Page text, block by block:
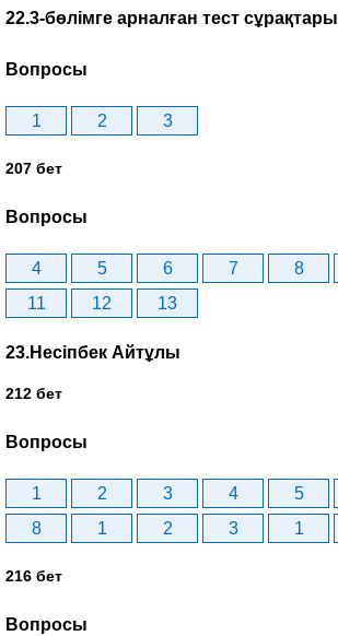
22.3-бөлімге арналған тест сұрақтары
Вопросы
1 2 3
207 бет
Вопросы
4 5 6 7 8
11
12 13
23.Несіпбек Айтұлы
212 бет
Вопросы
1 2 3 4 5
8
1 2 3 1
216 бет
Вопросы